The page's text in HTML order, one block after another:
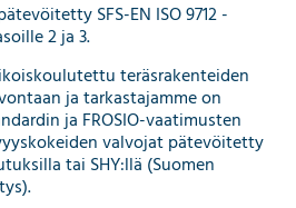
SFS-EN ISO 9712 -
2 ja 3.
teräsrakenteiden
ja tarkastajamme on
ja FROSIO-vaatimusten
valvojat pätevöitetty
tai SHY:llä (Suomen